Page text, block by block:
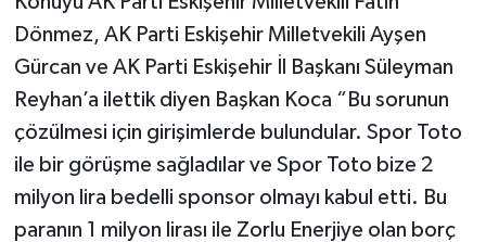
Dönmez, AK Parti Eskişehir Milletvekili Ayşen
Gürcan ve AK Parti Eskişehir İl Başkanı Süleyman
Reyhan’a ilettik diyen Başkan Koca “Bu sorunun
çözülmesi için girişimlerde bulundular. Spor Toto
ile bir görüşme sağladılar ve Spor Toto bize 2
milyon lira bedelli sponsor olmayı kabul etti. Bu
paranın 1 milyon lirası ile Zorlu Enerjiye olan borç